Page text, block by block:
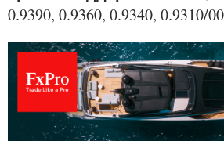
0.9390, 0.9360, 0.9340, 0.9310/00